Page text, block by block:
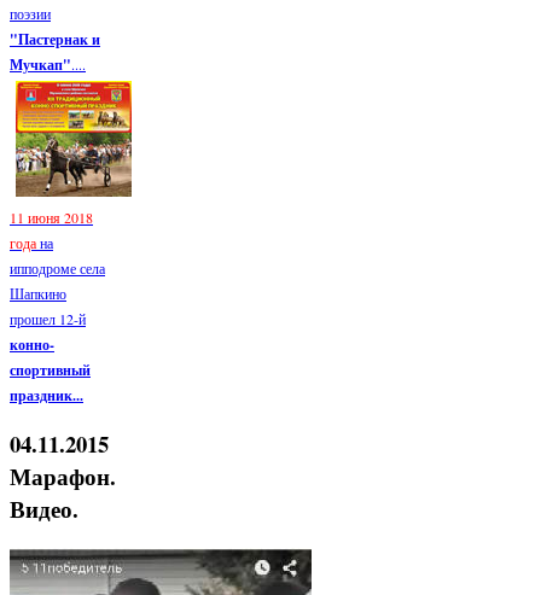
поэзии
"Пастернак и
Мучкап"....
11 июня 2018
годана
ипподроме села
Шапкино
прошел 12-й
конно-
спортивный
праздник...
04.11.2015
Марафон.
Видео.